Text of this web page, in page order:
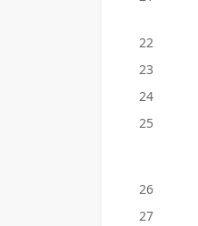
22
23
24
25
26
27